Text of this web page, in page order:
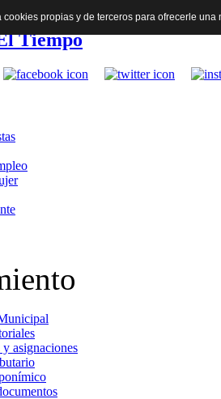
Tiempo
asignaciones
cookies propias y de terceros para ofrecerle